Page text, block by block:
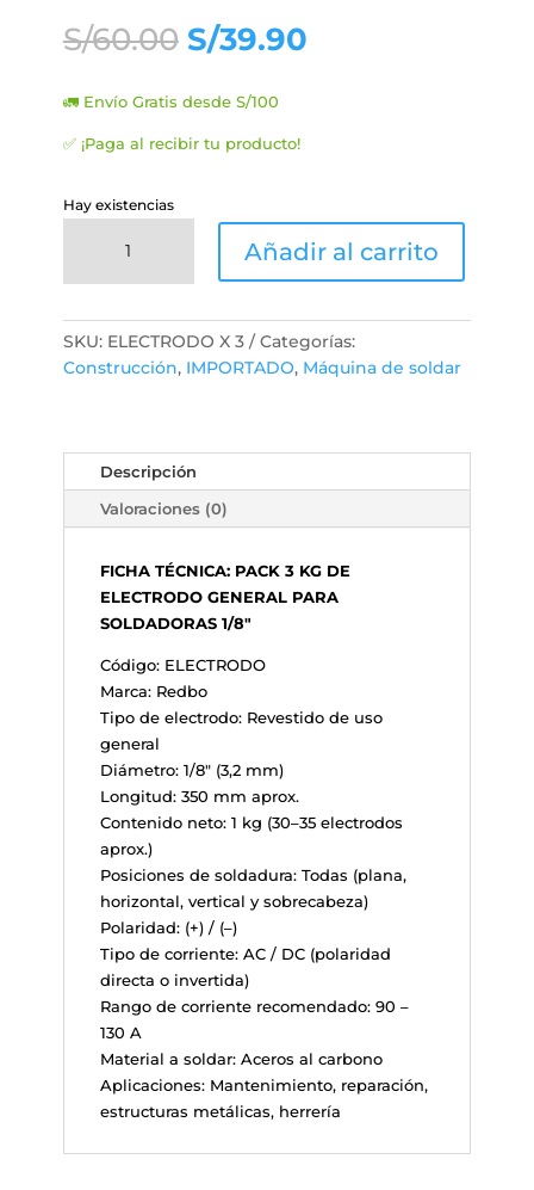
S/60.00 El
precio
original
era:
S/60.00.
S/39.90El
🚛 Envío Gratis desde S/100
✅ ¡Paga al recibir tu producto!
Hay existencias
KG
GENERAL
1/8
cantidad
Añadir al carrito
SKU: ELECTRODO X 3
Categorías:
Construcción, IMPORTADO, Máquina de soldar
Descripción
Valoraciones (0)
FICHA TÉCNICA: PACK 3 KG DE
ELECTRODO GENERAL PARA
SOLDADORAS 1/8"
Código: ELECTRODO
Marca: Redbo
Tipo de electrodo: Revestido de uso
general
Diámetro: 1/8" (3,2 mm)
Longitud: 350 mm aprox.
Contenido neto: 1 kg (30–35 electrodos
aprox.)
Posiciones de soldadura: Todas (plana,
horizontal, vertical y sobrecabeza)
Polaridad: (+) / (–)
Tipo de corriente: AC / DC (polaridad
directa o invertida)
Rango de corriente recomendado: 90 –
130 A
Material a soldar: Aceros al carbono
Aplicaciones: Mantenimiento, reparación,
estructuras metálicas, herrería